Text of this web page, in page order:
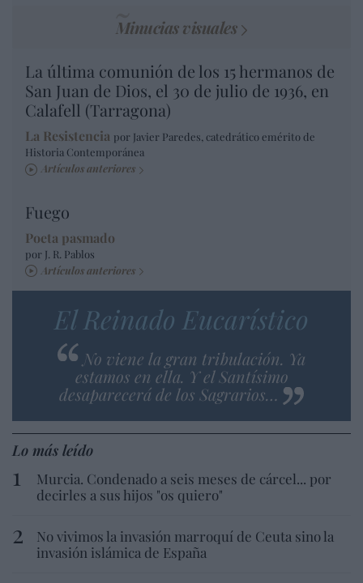
Minucias visuales
La última comunión de los 15 hermanos de
San Juan de Dios, el 30 de julio de 1936, en
Calafell (Tarragona)
La Resistencia por Javier Paredes, catedrático emérito de
Historia Contemporánea
Artículos anteriores
Fuego
Poeta pasmado
por J. R. Pablos
Artículos anteriores
El Reinado Eucarístico
No viene la gran tribulación. Ya
estamos en ella. Y el Santísimo
desaparecerá de los Sagrarios…
Lo más leído
Murcia. Condenado a seis meses de cárcel... por
decirles a sus hijos "os quiero"
No vivimos la invasión marroquí de Ceuta sino la
invasión islámica de España